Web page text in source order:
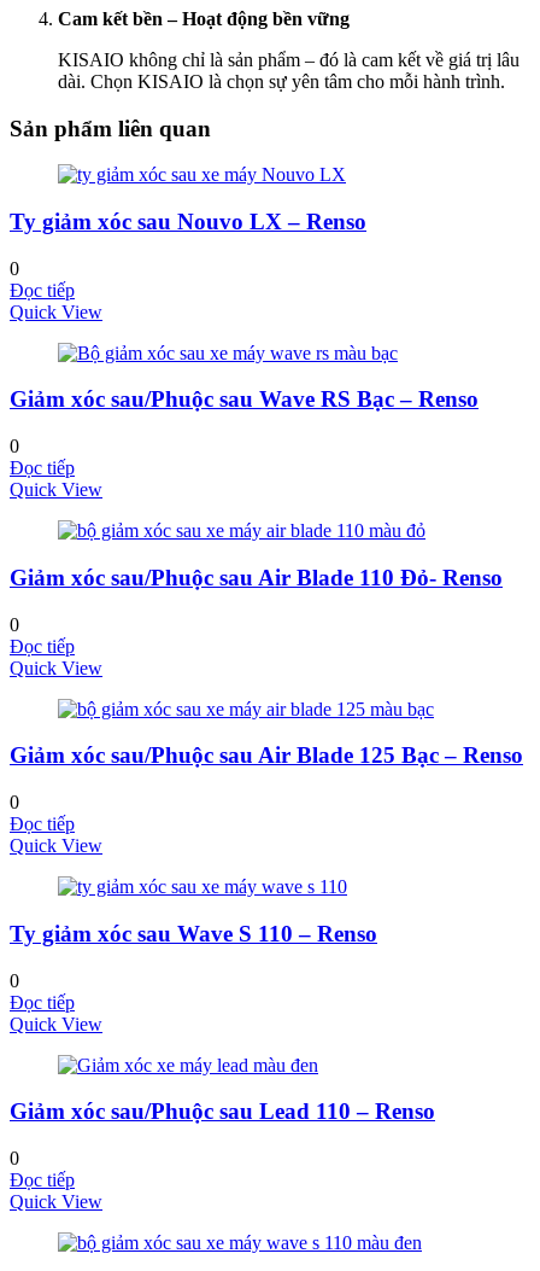
Cam kết bền – Hoạt động bền vững
KISAIO không chỉ là sản phẩm – đó là cam kết về giá trị lâu
dài. Chọn KISAIO là chọn sự yên tâm cho mỗi hành trình.
Sản phẩm liên quan
Ty giảm xóc sau Nouvo LX – Renso
0
Đọc tiếp
Quick View
Giảm xóc sau/Phuộc sau Wave RS Bạc – Renso
0
Đọc tiếp
Quick View
Giảm xóc sau/Phuộc sau Air Blade 110 Đỏ- Renso
0
Đọc tiếp
Quick View
Giảm xóc sau/Phuộc sau Air Blade 125 Bạc – Renso
0
Đọc tiếp
Quick View
Ty giảm xóc sau Wave S 110 – Renso
0
Đọc tiếp
Quick View
Giảm xóc sau/Phuộc sau Lead 110 – Renso
0
Đọc tiếp
Quick View